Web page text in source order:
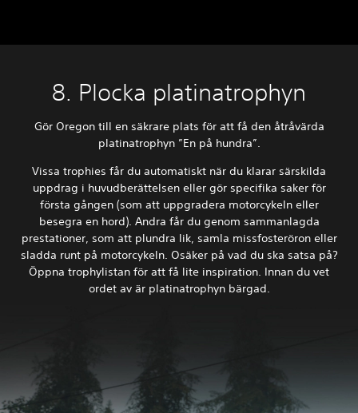
8. Plocka platinatrophyn
Gör Oregon till en säkrare plats för att få den åtråvärda
platinatrophyn ”En på hundra”.
Vissa trophies får du automatiskt när du klarar särskilda
uppdrag i huvudberättelsen eller gör specifika saker för
första gången (som att uppgradera motorcykeln eller
besegra en hord). Andra får du genom sammanlagda
prestationer, som att plundra lik, samla missfosteröron eller
sladda runt på motorcykeln. Osäker på vad du ska satsa på?
Öppna trophylistan för att få lite inspiration. Innan du vet
ordet av är platinatrophyn bärgad.